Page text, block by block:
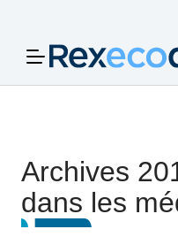
Archives
dans les